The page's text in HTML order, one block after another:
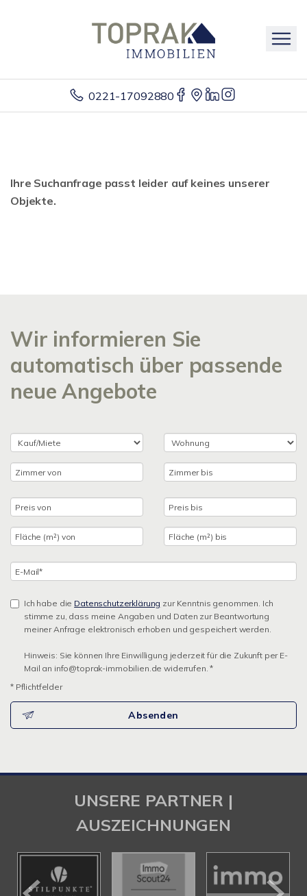
0221-17092880
Ihre Suchanfrage passt leider auf keines unserer
Objekte.
Wir informieren Sie
automatisch über passende
neue Angebote
Ich habe die Datenschutzerklärung zur Kenntnis genommen. Ich
stimme zu, dass meine Angaben und Daten zur Beantwortung
meiner Anfrage elektronisch erhoben und gespeichert werden.
Hinweis: Sie können Ihre Einwilligung jederzeit für die Zukunft per E-
Mail an info@toprak-immobilien.de widerrufen. *
* Pflichtfelder
Absenden
UNSERE PARTNER |
AUSZEICHNUNGEN